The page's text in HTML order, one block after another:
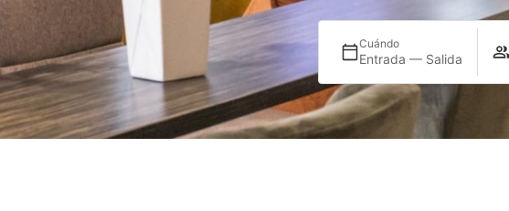
Cuándo
Entrada — Salida